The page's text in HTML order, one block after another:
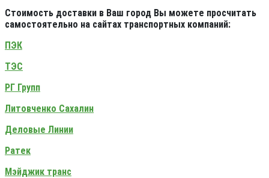
Стоимость доставки в Ваш город Вы можете просчитать
самостоятельно на сайтах транспортных компаний:
ПЭК
ТЭС
РГ Групп
Литовченко Сахалин
Деловые Линии
Ратек
Мэйджик транс